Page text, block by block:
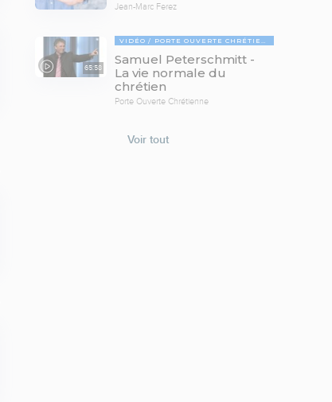
Jean-Marc Ferez
65:58
VIDÉO PORTE OUVERTE CHRÉTIENNE
Samuel Peterschmitt -
La vie normale du
chrétien
Porte Ouverte Chrétienne
Voir tout